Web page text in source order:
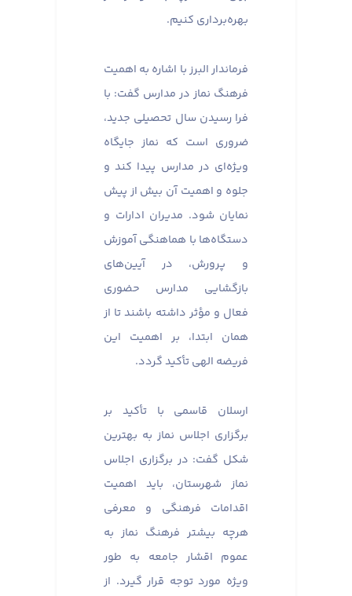
بهره‌برداری کنیم.
فرماندار البرز با اشاره به اهمیت
فرهنگ نماز در مدارس گفت: با
فرا رسیدن سال تحصیلی جدید،
ضروری است که نماز جایگاه
ویژه‌ای در مدارس پیدا کند و
جلوه و اهمیت آن بیش از پیش
نمایان شود. مدیران ادارات و
دستگاه‌ها با هماهنگی آموزش
و پرورش، در آیین‌های
بازگشایی مدارس حضوری
فعال و مؤثر داشته باشند تا از
همان ابتدا، بر اهمیت این
فریضه الهی تأکید گردد.
ارسلان قاسمی با تأکید بر
برگزاری اجلاس نماز به بهترین
شکل گفت: در برگزاری اجلاس
نماز شهرستان، باید اهمیت
اقدامات فرهنگی و معرفی
هرچه بیشتر فرهنگ نماز به
عموم اقشار جامعه به طور
ویژه مورد توجه قرار گیرد. از